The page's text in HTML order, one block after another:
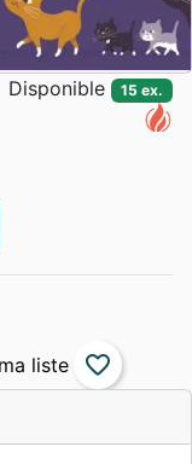
Disponible 15 ex.
favorite_border